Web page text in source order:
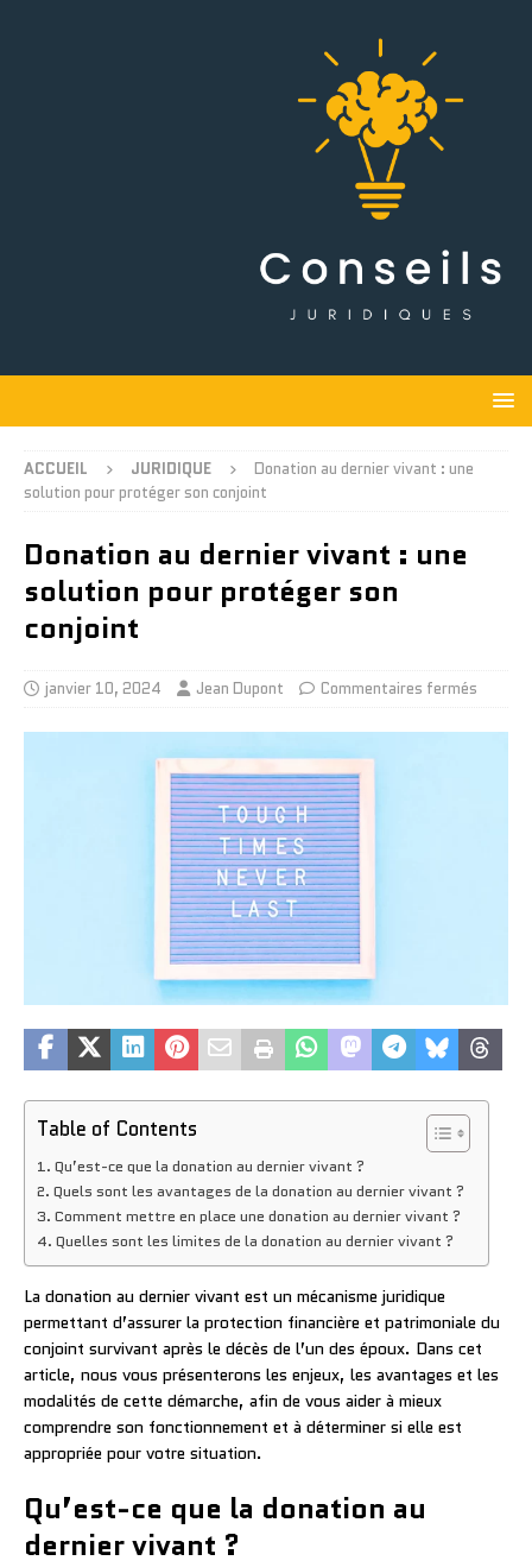
ACCUEIL JURIDIQUE
Donation au dernier vivant : une
solution pour protéger son conjoint
Donation au dernier vivant : une
solution pour protéger son
conjoint
janvier 10, 2024 Jean Dupont Commentaires fermés
Table of Contents
Qu’est-ce que la donation au dernier vivant ?
Quels sont les avantages de la donation au dernier vivant ?
Comment mettre en place une donation au dernier vivant ?
Quelles sont les limites de la donation au dernier vivant ?
La donation au dernier vivant est un mécanisme juridique
permettant d’assurer la protection financière et patrimoniale du
conjoint survivant après le décès de l’un des époux. Dans cet
article, nous vous présenterons les enjeux, les avantages et les
modalités de cette démarche, afin de vous aider à mieux
comprendre son fonctionnement et à déterminer si elle est
appropriée pour votre situation.
Qu’est-ce que la donation au
dernier vivant ?